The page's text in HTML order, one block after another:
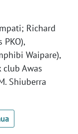
Richard
Waipare),
club Awas
Shiuberra